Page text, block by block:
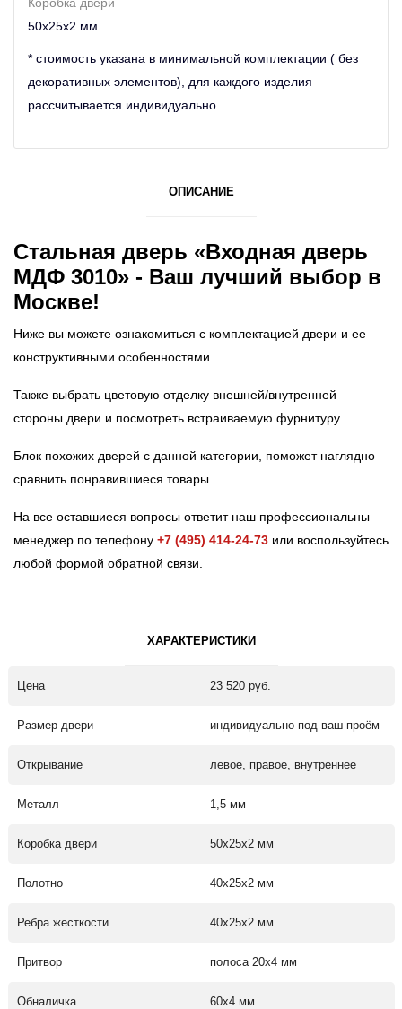
50х25х2 мм
* стоимость указана в минимальной комплектации ( без
декоративных элементов), для каждого изделия
рассчитывается индивидуально
ОПИСАНИЕ
Стальная дверь «Входная дверь
МДФ 3010» - Ваш лучший выбор в
Москве!
Ниже вы можете ознакомиться с комплектацией двери и ее
конструктивными особенностями.
Также выбрать цветовую отделку внешней/внутренней
стороны двери и посмотреть встраиваемую фурнитуру.
Блок похожих дверей с данной категории, поможет наглядно
сравнить понравившиеся товары.
На все оставшиеся вопросы ответит наш профессиональны
менеджер по телефону +7 (495) 414-24-73 или воспользуйтесь
любой формой обратной связи.
ХАРАКТЕРИСТИКИ
Цена 23 520 руб.
Размер двери индивидуально под ваш проём
Открывание левое, правое, внутреннее
Металл 1,5 мм
Коробка двери 50х25х2 мм
Полотно 40х25х2 мм
Ребра жесткости 40х25х2 мм
Притвор полоса 20х4 мм
Обналичка 60х4 мм